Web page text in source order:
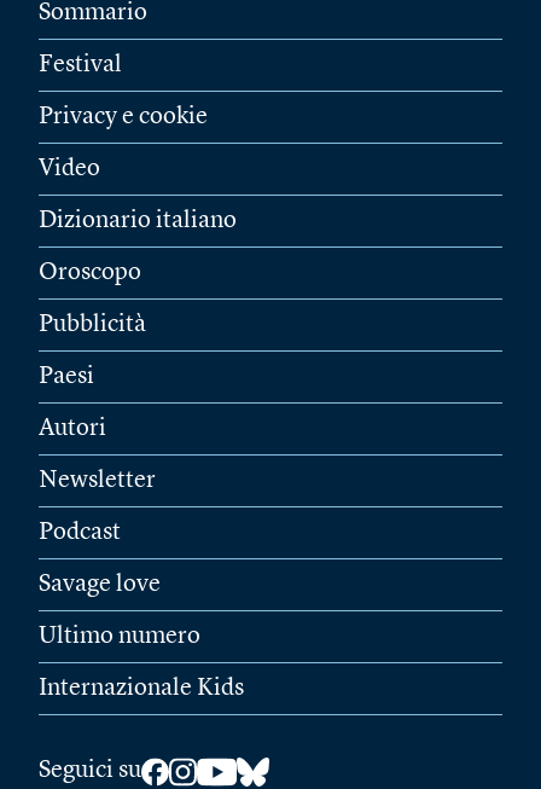
Sommario
Festival
Privacy e cookie
Video
Dizionario italiano
Oroscopo
Pubblicità
Paesi
Autori
Newsletter
Podcast
Savage love
Ultimo numero
Internazionale Kids
Seguici su